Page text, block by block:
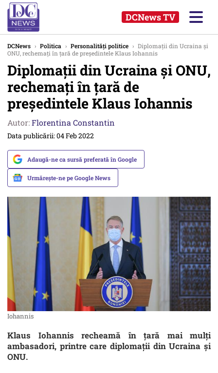
DCNews TV
DCNews › Politica › Personalități politice › Diplomații din Ucraina și
ONU, rechemați în țară de președintele Klaus Iohannis
Diplomații din Ucraina și ONU,
rechemați în țară de
președintele Klaus Iohannis
Autor:Florentina Constantin
Data publicării: 04 Feb 2022
Adaugă-ne ca sursă preferată în Google
Urmărește-ne pe Google News
Iohannis
Klaus Iohannis recheamă în țară mai mulți
ambasadori, printre care diplomații din Ucraina și
ONU.